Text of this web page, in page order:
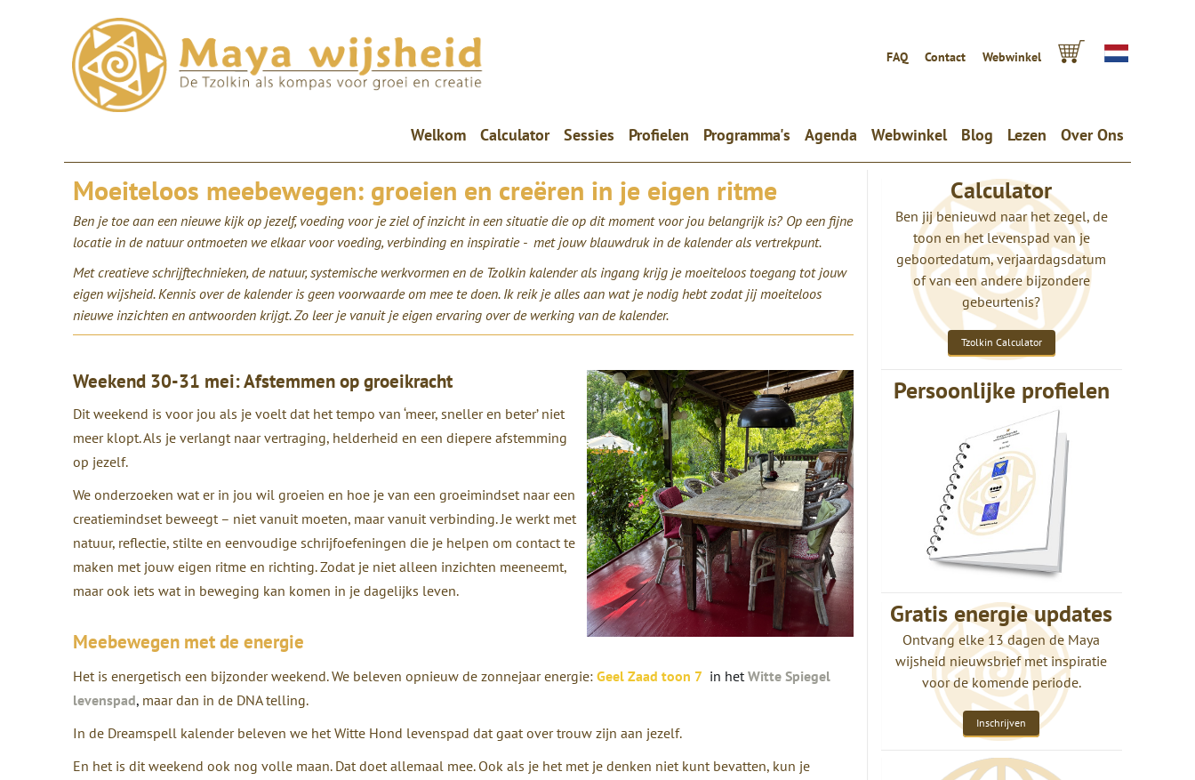
FAQ Contact Webwinkel
Welkom(current)
Calculator Sessies Profielen Programma's Agenda Webwinkel Blog Lezen Over Ons
Moeiteloos meebewegen: groeien en creëren in je eigen ritme
Ben je toe aan een nieuwe kijk op jezelf, voeding voor je ziel of inzicht in een situatie die op dit moment voor jou belangrijk is? Op een fijne
locatie in de natuur ontmoeten we elkaar voor voeding, verbinding en inspiratie - met jouw blauwdruk in de kalender als vertrekpunt.
Met creatieve schrijftechnieken, de natuur, systemische werkvormen en de Tzolkin kalender als ingang krijg je moeiteloos toegang tot jouw
eigen wijsheid. Kennis over de kalender is geen voorwaarde om mee te doen. Ik reik je alles aan wat je nodig hebt zodat jij moeiteloos
nieuwe inzichten en antwoorden krijgt. Zo leer je vanuit je eigen ervaring over de werking van de kalender.
Weekend 30-31 mei: Afstemmen op groeikracht
Dit weekend is voor jou als je voelt dat het tempo van ‘meer, sneller en beter’ niet
meer klopt. Als je verlangt naar vertraging, helderheid en een diepere afstemming
op jezelf.
We onderzoeken wat er in jou wil groeien en hoe je van een groeimindset naar een
creatiemindset beweegt – niet vanuit moeten, maar vanuit verbinding.Je werkt met
natuur, reflectie, stilte en eenvoudige schrijfoefeningen die je helpen om contact te
maken met jouw eigen ritme en richting.Zodat je niet alleen inzichten meeneemt,
maar ook iets wat in beweging kan komen in je dagelijks leven.
Meebewegen met de energie
Het is energetisch een bijzonder weekend.We beleven opnieuw de zonnejaar energie: Geel Zaad toon 7 in hetWitte Spiegel
levenspad, maar dan in de DNA telling.
In de Dreamspell kalender beleven we het Witte Hond levenspad dat gaat over trouw zijn aan jezelf.
En het is dit weekend ook nog volle maan. Dat doet allemaal mee. Ook als je het met je denken niet kunt bevatten, kun je
Calculator
Ben jij benieuwd naar het zegel, de
toon en het levenspad van je
geboortedatum, verjaardagsdatum
of van een andere bijzondere
gebeurtenis?
Tzolkin Calculator
Persoonlijke profielen
Gratis energie updates
Ontvang elke 13 dagen de Maya
wijsheid nieuwsbrief met inspiratie
voor de komende periode.
Inschrijven